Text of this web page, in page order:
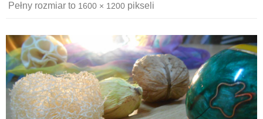
Pełny rozmiar to 1600 × 1200 pikseli